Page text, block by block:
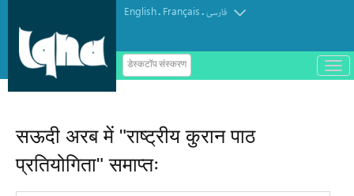
English. Français.فارسی
डेस्कटॉप संस्करण
ب
ا
सऊदी अरब में "राष्ट्रीय कुरान पाठ
प्रतियोगिता" समाप्तः